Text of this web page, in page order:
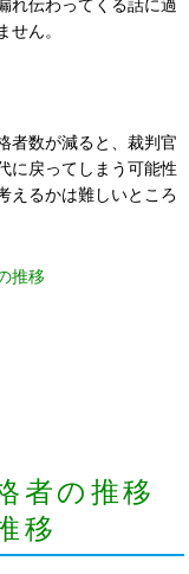
れ伝わってくる話に過
せん。
者数が減ると、裁判官
に戻ってしまう可能性
えるかは難しいところ
推移
者の推移
移